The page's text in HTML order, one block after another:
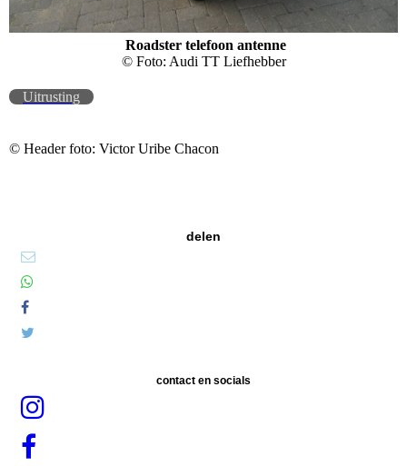
Roadster telefoon antenne
© Foto: Audi TT Liefhebber
Uitrusting
© Header foto: Victor Uribe Chacon
delen
contact en socials